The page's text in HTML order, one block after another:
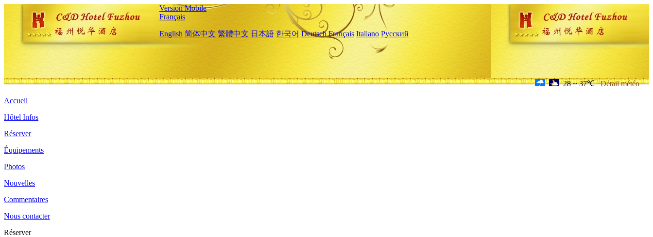
Version Mobile
Français
English 简体中文 繁體中文 日本語 한국어 Deutsch Français Italiano Русский
28 ~ 37℃ Détail météo
Accueil
Hôtel Infos
Réserver
Équipements
Photos
Nouvelles
Commentaires
Nous contacter
Réserver